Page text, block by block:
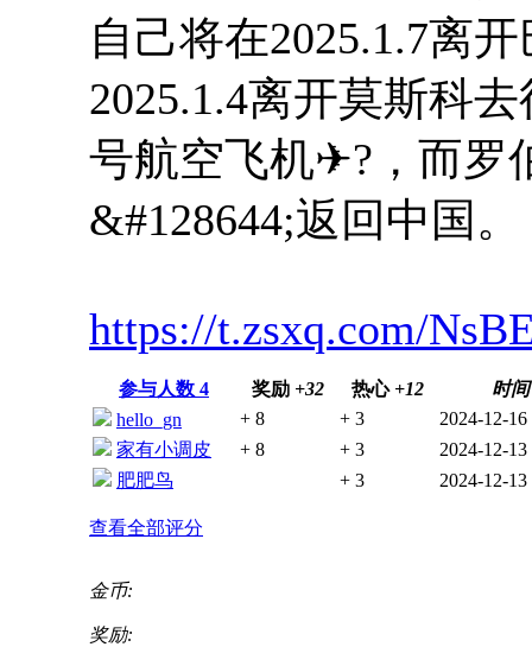
自己将在2025.1.7离
2025.1.4离开莫斯科
号航空飞机✈?，而罗
&#128644;返回中国。
https://t.zsxq.com/
参与人数 4 奖励 +32 热心 +12
时间
hello_gn
+ 8 + 3
2024-12-16
家有小调皮
+ 8 + 3
2024-12-13
肥肥鸟
+ 3 2024-12-13
查看全部评分
金币:
奖励: